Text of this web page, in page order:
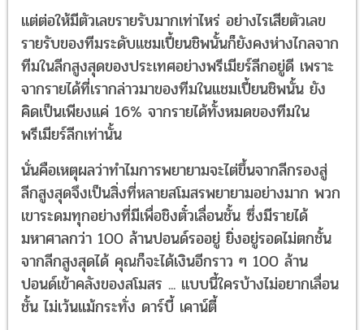
แต่ต่อให้มีตัวเลขรายรับมากเท่าไหร่ อย่างไรเสียตัวเลข
รายรับของทีมระดับแชมเปี้ยนชิพนั้นก็ยังคงห่างไกลจาก
ทีมในลีกสูงสุดของประเทศอย่างพรีเมียร์ลีกอยู่ดี เพราะ
จากรายได้ที่เรากล่าวมาของทีมในแชมเปี้ยนชิพนั้น ยัง
คิดเป็นเพียงแค่ 16% จากรายได้ทั้งหมดของทีมใน
พรีเมียร์ลีกเท่านั้น
นั่นคือเหตุผลว่าทำไมการพยายามจะไต่ขึ้นจากลีกรองสู่
ลีกสูงสุดจึงเป็นสิ่งที่หลายสโมสรพยายามอย่างมาก พวก
เขาระดมทุกอย่างที่มีเพื่อชิงตั๋วเลื่อนชั้น ซึ่งมีรายได้
มหาศาลกว่า 100 ล้านปอนด์รออยู่ ยิ่งอยู่รอดไม่ตกชั้น
จากลีกสูงสุดได้ คุณก็จะได้เงินอีกราว ๆ 100 ล้าน
ปอนด์เข้าคลังของสโมสร ... แบบนี้ใครบ้างไม่อยากเลื่อน
ชั้น ไม่เว้นแม้กระทั่ง ดาร์บี้ เคาน์ตี้